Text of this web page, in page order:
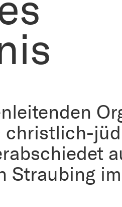
christlich-
Straubing